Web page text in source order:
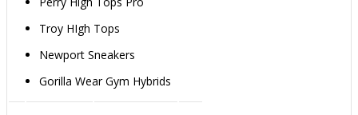
Troy HIgh Tops
Newport Sneakers
Gorilla Wear Gym Hybrids